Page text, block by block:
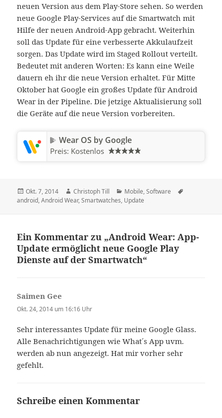
neuen Version aus dem Play-Store sehen. So werden
neue Google Play-Services auf die Smartwatch mit
Hilfe der neuen Android-App gebracht. Weiterhin
soll das Update für eine verbesserte Akkulaufzeit
sorgen. Das Update wird im Staged Rollout verteilt.
Bedeutet mit anderen Worten: Es kann eine Weile
dauern eh ihr die neue Version erhaltet. Für Mitte
Oktober hat Google ein großes Update für Android
Wear in der Pipeline. Die jetzige Aktualisierung soll
die Geräte auf die neue Version vorbereiten.
Wear OS by Google
Preis: Kostenlos
Veröffentlicht
am
Okt. 7, 2014 Autor
Christoph Till Kategorien
Mobile,Software
android,Android Wear,Smartwatches, Update
Ein Kommentar zu „Android Wear: App-
Update ermöglicht neue Google Play
Dienste auf der Smartwatch“
Saimen Gee
Okt. 24, 2014 um 16:16 Uhr
Sehr interessantes Update für meine Google Glass.
Alle Benachrichtigungen wie What´s App uvm.
werden ab nun angezeigt. Hat mir vorher sehr
gefehlt.
Schreibe einen Kommentar